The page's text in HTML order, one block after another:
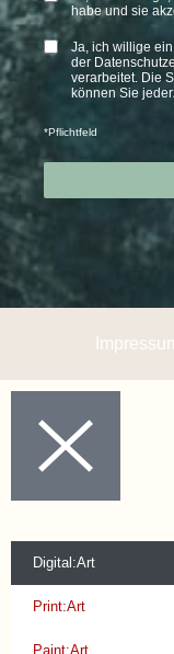
habe und sie
Ja, ich willige
der
verarbeitet. Die
können Sie
*Pflichtfeld
Digital:Art
Print:Art
Paint:Art